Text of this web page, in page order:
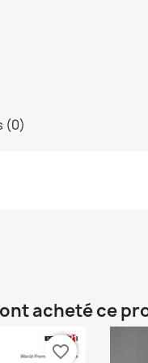
(0)
acheté ce
favorite_border